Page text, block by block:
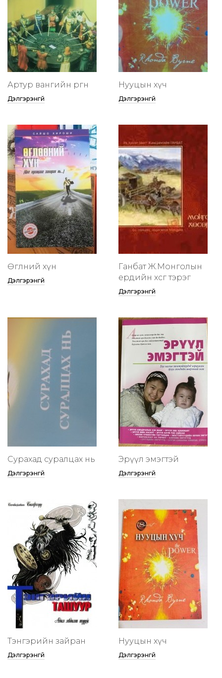
Артур вангийн өргөөнөө
Дэлгэрэнгүй
Нууцын хүч
Дэлгэрэнгүй
Өглөөний хүн
Дэлгэрэнгүй
Ганбат Ж.Монголын
ердийн хөсөг тэрэг
Дэлгэрэнгүй
Сурахад суралцах нь
Дэлгэрэнгүй
Эрүүл эмэгтэй
Дэлгэрэнгүй
Тэнгэрийн зайран
Дэлгэрэнгүй
Нууцын хүч
Дэлгэрэнгүй